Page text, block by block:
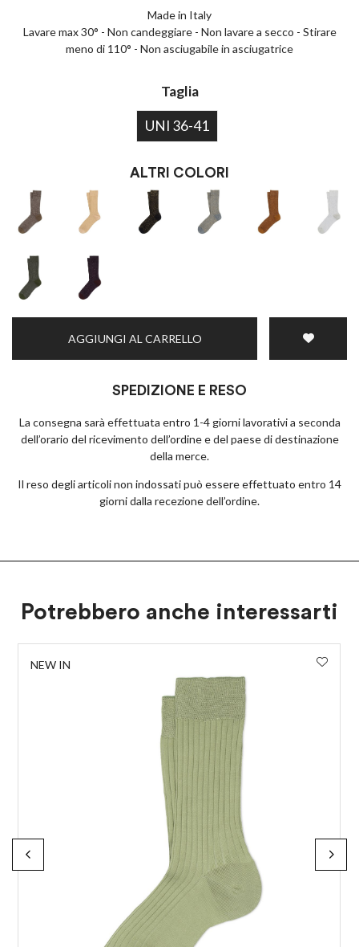
Made in Italy
Lavare max 30° - Non candeggiare - Non lavare a secco - Stirare
meno di 110° - Non asciugabile in asciugatrice
Taglia
UNI 36-41
ALTRI COLORI
AGGIUNGI AL CARRELLO
SPEDIZIONE E RESO
La consegna sarà effettuata entro 1-4 giorni lavorativi a seconda
dell’orario del ricevimento dell’ordine e del paese di destinazione
della merce.
Il reso degli articoli non indossati può essere effettuato entro 14
giorni dalla recezione dell’ordine.
Potrebbero anche interessarti
NEW IN